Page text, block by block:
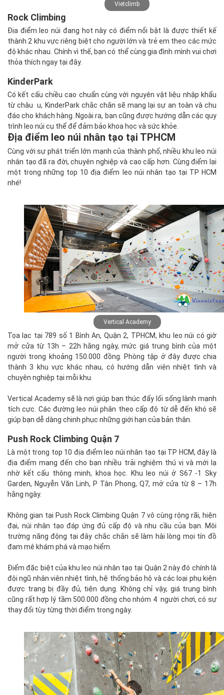
Vietclimb
Rock Climbing
Địa điểm leo núi đang hot này có điểm nổi bật là được thiết kế
thành 2 khu vực riêng biệt cho người lớn và trẻ em theo các mức
độ khác nhau. Chính vì thế, bạn có thể cùng gia đình mình vui chơi
thỏa thích ngay tại đây.
KinderPark
Có kết cấu chiều cao chuẩn cùng với nguyên vật liệu nhập khẩu
từ châu u, KinderPark chắc chắn sẽ mang lại sự an toàn và chu
đáo cho khách hàng. Ngoài ra, bạn cũng được hướng dẫn các quy
trình leo núi cụ thể để đảm bảo khoa học và sức khỏe.
Địa điểm leo núi nhân tạo tại TPHCM
Cùng với sự phát triển lớn mạnh của thành phố, nhiều khu leo núi
nhân tạo đã ra đời, chuyên nghiệp và cao cấp hơn. Cùng điểm lại
một trong những top 10 địa điểm leo núi nhân tạo tại TP HCM
nhé!
Vertical Academy
Tọa lạc tại 789 số 1 Bình An, Quận 2, TPHCM, khu leo núi có giờ
mở cửa từ 13h – 22h hằng ngày, mức giá trung bình của một
người trong khoảng 150.000 đồng. Phòng tập ở đây được chia
thành 3 khu vực khác nhau, có hướng dẫn viên nhiệt tình và
chuyên nghiệp tại mỗi khu.
Vertical Academy sẽ là nơi giúp bạn thúc đẩy lối sống lành mạnh
tích cực. Các đường leo núi phân theo cấp độ từ dễ đến khó sẽ
giúp bạn dễ dàng chinh phục những giới hạn của bản thân.
Push Rock Climbing Quận 7
Là một trong top 10 địa điểm leo núi nhân tạo tại TP HCM, đây là
địa điểm mang đến cho bạn nhiều trải nghiệm thú vị và mới lạ
nhờ kết cấu thông minh, khoa học. Khu leo núi ở S67 -1 Sky
Garden, Nguyễn Văn Linh, P Tân Phong, Q7, mở cửa từ 8 – 17h
hằng ngày.
Không gian tại Push Rock Climbing Quận 7 vô cùng rộng rãi, hiện
đại, núi nhân tạo đáp ứng đủ cấp độ và nhu cầu của bạn. Môi
trường năng động tại đây chắc chắn sẽ làm hài lòng mọi tín đồ
đam mê khám phá và mạo hiểm.
Điểm đặc biệt của khu leo núi nhân tạo tại Quận 2 này đó chính là
đội ngũ nhân viên nhiệt tình, hệ thống bảo hộ và các loại phụ kiện
được trang bị đầy đủ, tiện dụng. Không chỉ vậy, giá trung bình
cũng rất hợp lý tầm 500.000 đồng cho nhóm 4 người chơi, có sự
thay đổi tùy từng thời điểm trong ngày.